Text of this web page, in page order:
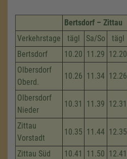
Bertsdorf – Zittau
Verkehrstage
tägl Sa/So tägl
Bertsdorf
10.20 11.29 12.20
Olbersdorf
Oberd.
10.26 11.34 12.26
Olbersdorf
Nieder
10.31 11.39 12.31
Zittau
Vorstadt
10.35 11.44 12.35
Zittau Süd 10.41 11.50 12.41